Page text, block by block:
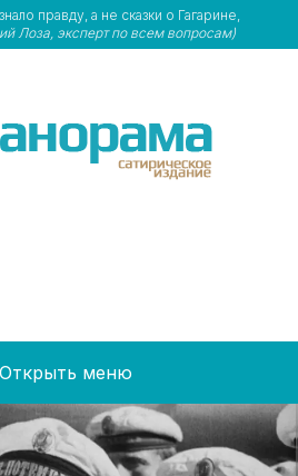
правду, а не сказки о Гагарине,
Лоза, эксперт по всем вопросам)
Открыть меню